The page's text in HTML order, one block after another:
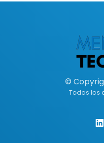
©
Todos los